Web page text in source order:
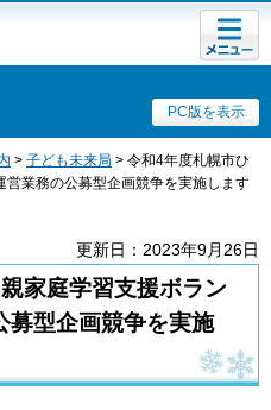
PC版を表示
メニュ
ー
> 子ども未来局 > 令和4年度札幌市ひ
営業務の公募型企画競争を実施します
更新日：2023年9月26日
家庭学習支援ボラン
募型企画競争を実施